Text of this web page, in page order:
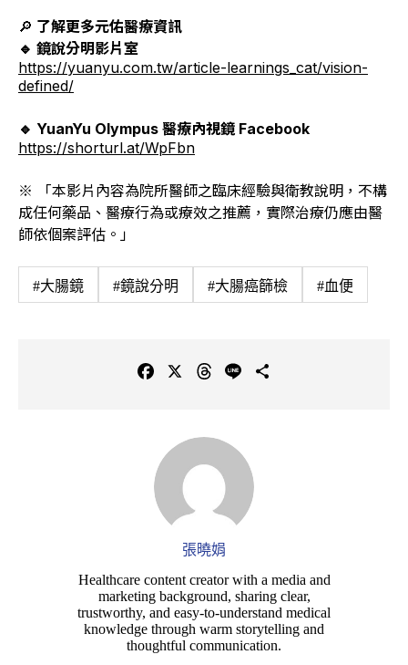
🔎 了解更多元佑醫療資訊
🔹 鏡說分明影片室
https://yuanyu.com.tw/article-learnings_cat/vision-
defined/
🔹 YuanYu Olympus 醫療內視鏡 Facebook
https://shorturl.at/WpFbn
※ 「本影片內容為院所醫師之臨床經驗與衛教說明，不構
成任何藥品、醫療行為或療效之推薦，實際治療仍應由醫
師依個案評估。」
#大腸鏡 #鏡說分明 #大腸癌篩檢 #血便
b
o
e
d
s
張曉娟
Healthcare content creator with a media and
marketing background, sharing clear,
trustworthy, and easy-to-understand medical
knowledge through warm storytelling and
thoughtful communication.